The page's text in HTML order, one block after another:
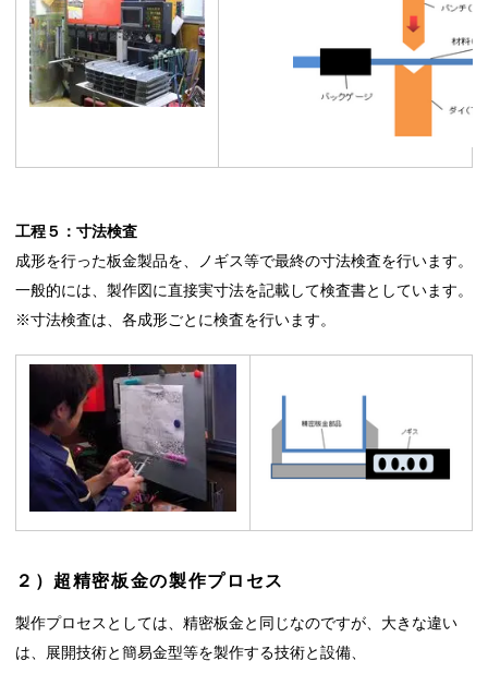
工程５：寸法検査
成形を行った板金製品を、ノギス等で最終の寸法検査を行います。
一般的には、製作図に直接実寸法を記載して検査書としています。
※寸法検査は、各成形ごとに検査を行います。
２）超精密板金の製作プロセス
製作プロセスとしては、精密板金と同じなのですが、大きな違い
は、展開技術と簡易金型等を製作する技術と設備、